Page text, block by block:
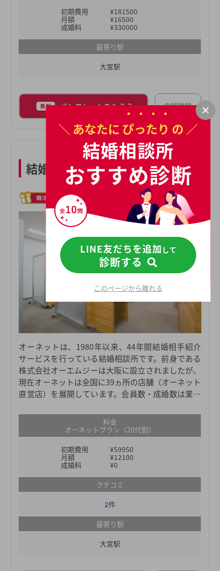
てきました。それがなければ成婚につながらなかっ
たという事例も数多くございます。ムスベルの仲人
が、あなたの婚活をご成婚までしっかり伴走させて
初期費用
¥181500
月額
¥16500
成婚料
¥330000
最寄り駅
大宮駅
無料 パンフレットをもらう 店舗詳細
結婚相談所オーネット 大宮店
オーネットは、1980年以来、44年間結婚相手紹介
サービスを行っている結婚相談所です。前身である
株式会社オーエムジーは大阪に設立されましたが、
現在オーネットは全国に39ヵ所の店舗（オーネット
直営店）を展開しています。会員数・成婚数は業界
を成功させたい方にもおすすめです。※当社は、登
録会員数、お見合い数、および成婚数No.1（＊）の
IBJの加盟相談所です。＊日本マーケティングリサ
ーチ機構調べ（成婚数/お見合い件数：2023年実
績、会員数：2023年12月末時点、2024年1月期_指
定領域における市場調査）また、全国に店舗がある
ため婚活を進めながら転職やUターンなどで引っ越
しをしても、その地域の店舗で引き続き活動できる
ところもポイント。全国のお相手候補を紹介してく
れるので、場所を問わず婚活を進められます。結婚
の可能性を高める婚活サポートをしてくれるオーネ
ットで、理想のお相手を探してみませんか？
料金
オーネットプラン（20代割）
初期費用
¥59950
月額
¥12100
成婚料
¥0
クチコミ
2件
最寄り駅
大宮駅
＼ あなたに ぴったり の ／
結婚相談所
おすすめ診断
LINE友だちを追加 して
診断する
このページから離れる